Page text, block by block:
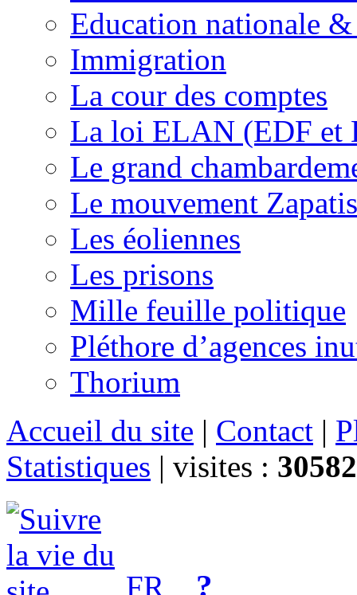
Education nationale
Immigration
La cour des comptes
La loi ELAN (EDF et
Le grand
Le mouvement
Les éoliennes
Les prisons
Mille feuille politique
Pléthore d’agences
Thorium
Accueil du site | Contact |
Statistiques | visites :
FR ?